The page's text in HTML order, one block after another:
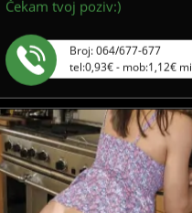
Broj: 064/677-677
tel:0,93€ - mob:1,12€ min